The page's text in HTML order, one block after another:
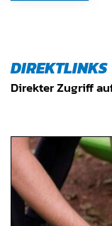
DIREKTLINKS
Direkter Zugriff